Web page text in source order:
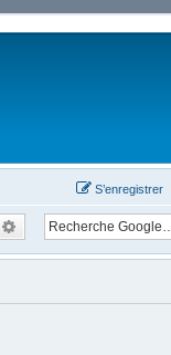
S’enregistrer
Recherche avancée